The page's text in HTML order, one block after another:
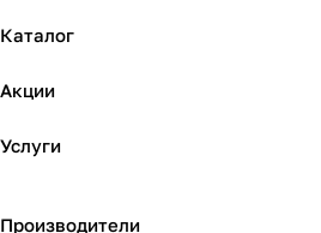
Каталог
Акции
Услуги
Производители